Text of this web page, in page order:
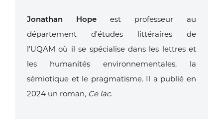
Jonathan Hope est professeur au
département d’études littéraires de
l’UQAMoù il se spécialise dans les lettres et
les humanités environnementales, la
sémiotique et le pragmatisme. Il a publié en
2024 un roman, Ce lac.